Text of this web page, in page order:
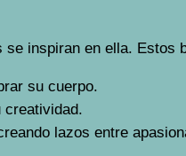
inspiran en ella. Estos
su cuerpo.
creatividad.
lazos entre